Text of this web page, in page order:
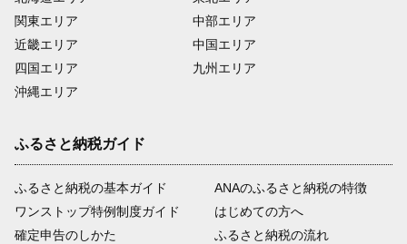
関東エリア
近畿エリア
四国エリア
沖縄エリア
中部エリア
中国エリア
九州エリア
ふるさと納税ガイド
ふるさと納税の基本ガイド
ワンストップ特例制度ガイド
確定申告のしかた
ANAのふるさと納税の特徴
はじめての方へ
ふるさと納税の流れ